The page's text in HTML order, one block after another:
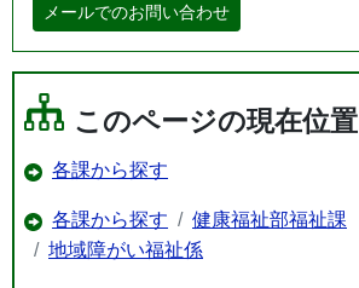
メールでのお問い合わせ
このページの現在位置
各課から探す
各課から探す
健康福祉部福祉課
地域障がい福祉係